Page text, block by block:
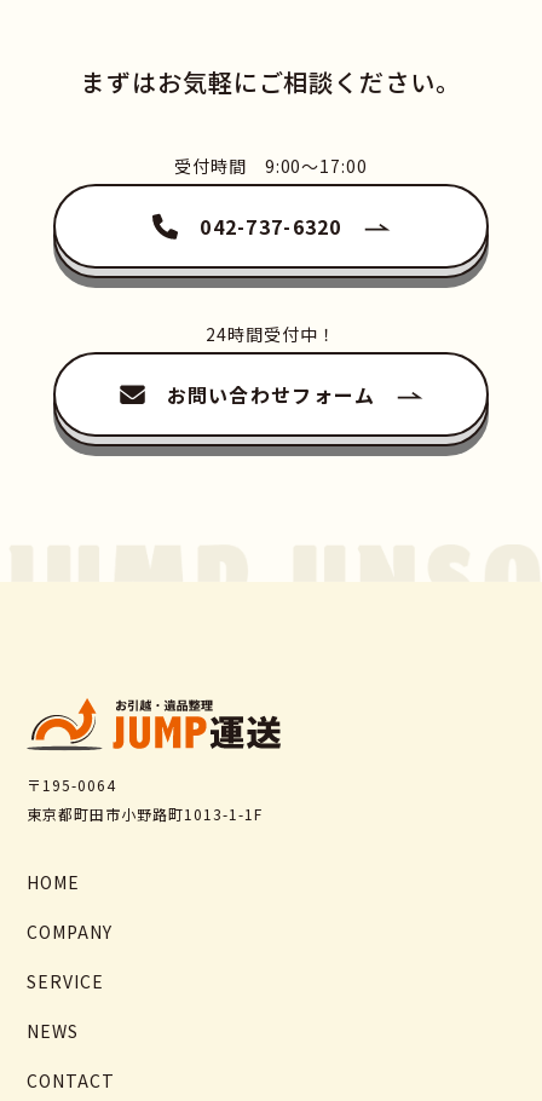
まずはお気軽にご相談ください。
受付時間 9:00〜17:00
042-737-6320
24時間受付中！
お問い合わせフォーム
〒195-0064
東京都町田市小野路町1013-1-1F
HOME
COMPANY
SERVICE
NEWS
CONTACT